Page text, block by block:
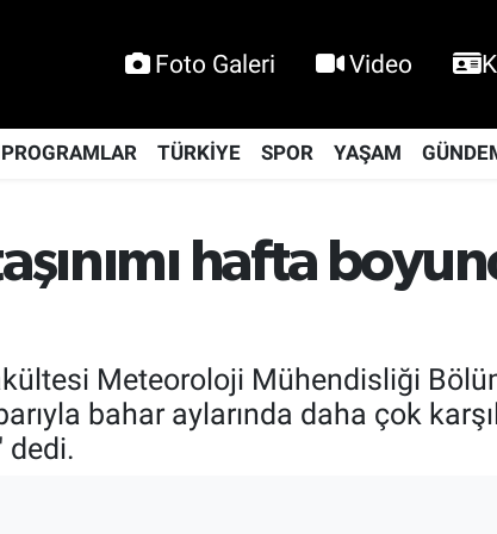
Foto Galeri Video
TÜRKİYE SPOR YAŞAM
hafta
Meteoroloji Mühendisliği
bahar aylarında daha çok
dedi.